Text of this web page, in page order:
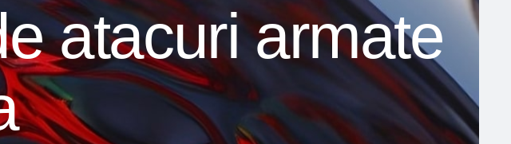
atacuri armate